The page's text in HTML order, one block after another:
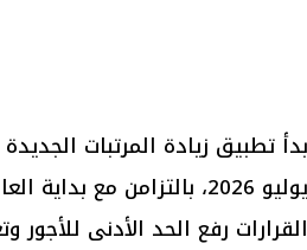
القرارات رفع الحد الأدنى